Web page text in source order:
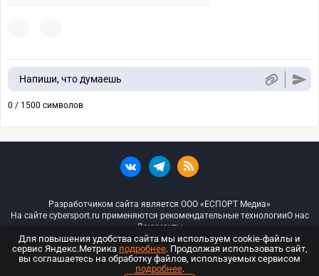
Напиши, что думаешь
0 / 1500 символов
Разработчиком сайта является ООО «ЕСПОРТ Медиа»
На сайте cybersport.ru применяются рекомендательные технологииО нас
Документы
© ООО «Киберспорт.ру» — Все права защищены
Для повышения удобства сайта мы используем cookie-файлы и
сервис Яндекс.Метрика подробнее. Продолжая использовать сайт,
вы соглашаетесь на обработку файлов, используемых сервисом
подробнее.